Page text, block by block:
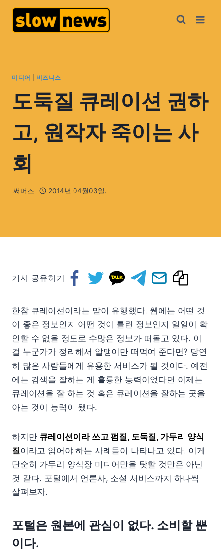
미디어 비즈니스
도둑질 큐레이션 권하
고, 원작자 죽이는 사
회
써머즈 2014년 04월03일.
기사 공유하기
한참 큐레이션이라는 말이 유행했다. 웹에는 어떤 것
이 좋은 정보인지 어떤 것이 틀린 정보인지 일일이 확
인할 수 없을 정도로 수많은 정보가 떠돌고 있다. 이
걸 누군가가 정리해서 알맹이만 떠먹여 준다면? 당연
히 많은 사람들에게 유용한 서비스가 될 것이다. 예전
에는 검색을 잘하는 게 훌륭한 능력이었다면 이제는
큐레이션을 잘 하는 것 혹은 큐레이션을 잘하는 곳을
아는 것이 능력이 됐다.
하지만 큐레이션이라 쓰고 펌질, 도둑질, 가두리 양식
질이라고 읽어야 하는 사례들이 나타나고 있다. 이게
단순히 가두리 양식장 미디어만을 탓할 것만은 아닌
것 같다. 포털에서 언론사, 소셜 서비스까지 하나씩
살펴보자.
포털은 원본에 관심이 없다. 소비할 뿐
이다.